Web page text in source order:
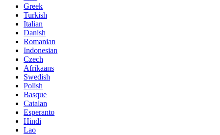
Greek
Turkish
Italian
Danish
Romanian
Indonesian
Czech
Afrikaans
Swedish
Polish
Basque
Catalan
Esperanto
Hindi
Lao